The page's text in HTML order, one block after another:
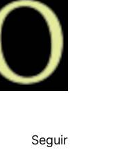
Seguir